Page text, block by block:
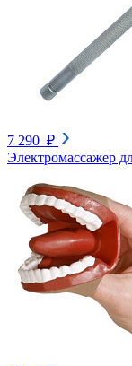
7 290 ₽
Электромассажер